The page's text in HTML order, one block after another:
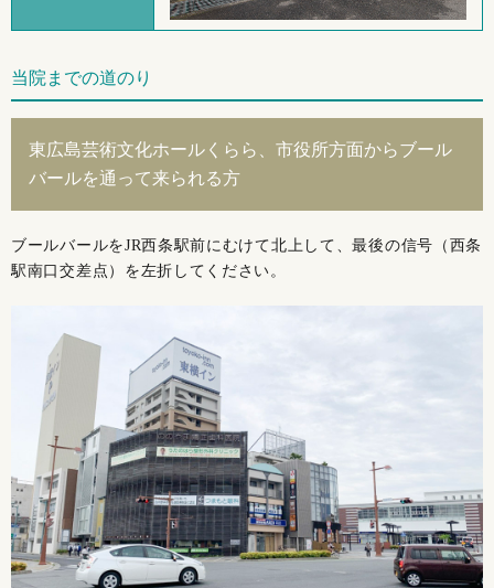
当院までの道のり
東広島芸術文化ホールくらら、市役所方面からブール
バールを通って来られる方
ブールバールをJR西条駅前にむけて北上して、最後の信号（西条
駅南口交差点）を左折してください。